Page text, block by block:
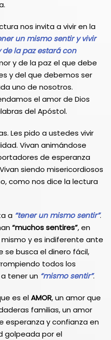
nos invita a vivir en la
un mismo sentir y vivir
de la paz estará con
y de la paz el que debe
y del que debemos ser
uno de nosotros.
el amor de Dios
del Apóstol.
Les pido a ustedes vivir
Vivan animándose
de esperanza
siendo misericordiosos
como nos dice la lectura
a “tener un mismo sentir”.
“muchos sentires”, en
y es indiferente ante
se busca el dinero fácil,
todos los
tener un “mismo sentir”.
es elAMOR, un amor que
familias, un amor
esperanza y confianza en
golpeada por el